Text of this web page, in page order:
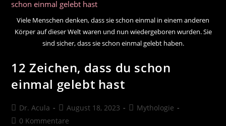
Viele Menschen denken, dass sie schon einmal in einem anderen
Körper auf dieser Welt waren und nun wiedergeboren wurden. Sie
sind sicher, dass sie schon einmal gelebt haben.
12 Zeichen, dass du schon
einmal gelebt hast
Beitrags-
Autor:
Dr. Acula
Beitrag
veröffentlicht:
August 18, 2023
Beitrags-
Mythologie
Beitrags-
0 Kommentare